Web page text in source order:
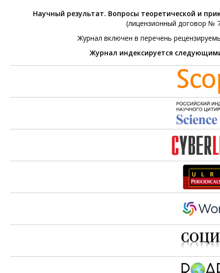
Научный результат. Вопросы теоретической и
(лицензионный договор №
Журнал включен в перечень
Журнал индексируется